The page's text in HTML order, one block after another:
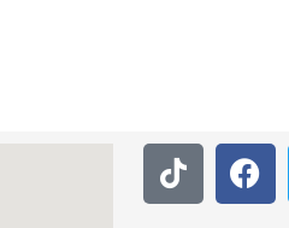
T
i
F
a